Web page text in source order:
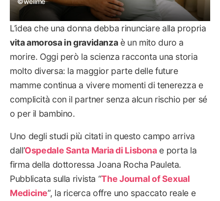
L’idea che una donna debba rinunciare alla propria
vita amorosa in gravidanzaè un mito duro a
morire. Oggi però la scienza racconta una storia
molto diversa: la maggior parte delle future
mamme continua a vivere momenti di tenerezza e
complicità con il partner senza alcun rischio per sé
o per il bambino.
Uno degli studi più citati in questo campo arriva
dall’Ospedale Santa Maria di Lisbonae porta la
firma della dottoressa Joana Rocha Pauleta.
Pubblicata sulla rivista “The Journal of Sexual
Medicine”, la ricerca offre uno spaccato reale e